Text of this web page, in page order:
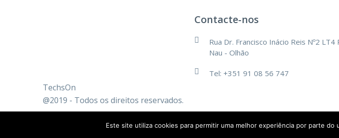
Contacte-nos
Rua Dr. Francisco Inácio Reis Nº2
Nau - Olhão
Tel: +351 91 08 56 747
TechsOn
@2019 - Todos os direitos reservados.
Este site utiliza cookies para permitir uma melhor experiência por parte